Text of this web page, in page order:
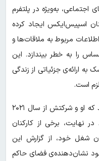
به‌ویژه در پلتفرم
اسپیس‌ایکس ایجاد کرده
مربوط به ملاقات‌ها و
را به خطر بیندازد. این
ارائه‌ی جزئیاتی از زندگی
است.
بااین‌همه، برخی از کارکنان ادعا می‌کنند که او و شرکتش از سال ۲۰۲۱
در نهایت، برخی از کارکنان
شغل خود، از گزارش این
نشان‌دهنده‌ی فضای حاکم